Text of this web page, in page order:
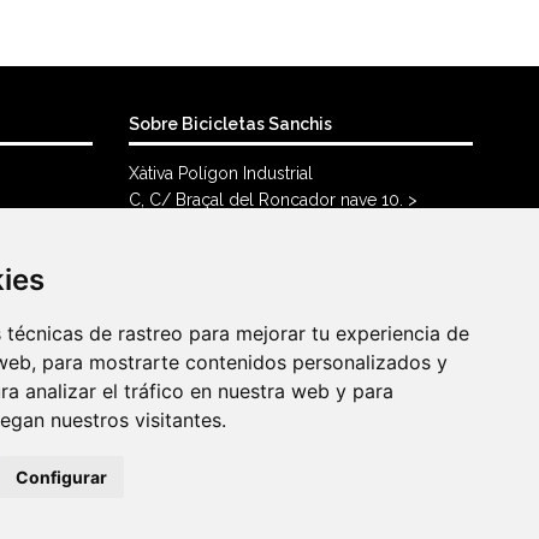
de rastreo para mejorar tu experiencia de
para mostrarte contenidos personalizados y
analizar el tráfico en nuestra web y para
nuestros visitantes.
Configurar
de rastreo para mejorar tu experiencia de
para mostrarte contenidos personalizados y
analizar el tráfico en nuestra web y para
nuestros visitantes.
Configurar
Sobre Bicicletas Sanchis
Xàtiva Polígon Industrial
C, C/ Braçal del Roncador nave 10. >